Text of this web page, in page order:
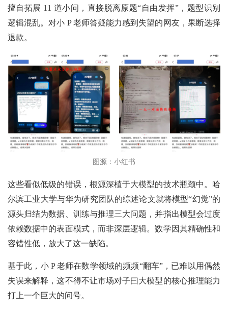
擅自拓展 11 道小问，直接脱离原题“自由发挥”，题型识别
逻辑混乱。对小 P 老师答疑能力感到失望的网友，果断选择
退款。
图源：小红书
这些看似低级的错误，根源深植于大模型的技术瓶颈中。哈
尔滨工业大学与华为研究团队的综述论文就将模型“幻觉”的
源头归结为数据、训练与推理三大问题，并指出模型会过度
依赖数据中的表面模式，而非深层逻辑。数学因其精确性和
容错性低，放大了这一缺陷。
基于此，小 P 老师在数学领域的频频“翻车”，已难以用偶然
失误来解释，这不得不让市场对子曰大模型的核心推理能力
打上一个巨大的问号。